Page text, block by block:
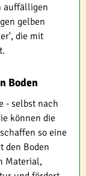
auffälligen
gelben
die mit
Boden
- selbst nach
können die
so eine
den Boden
Material,